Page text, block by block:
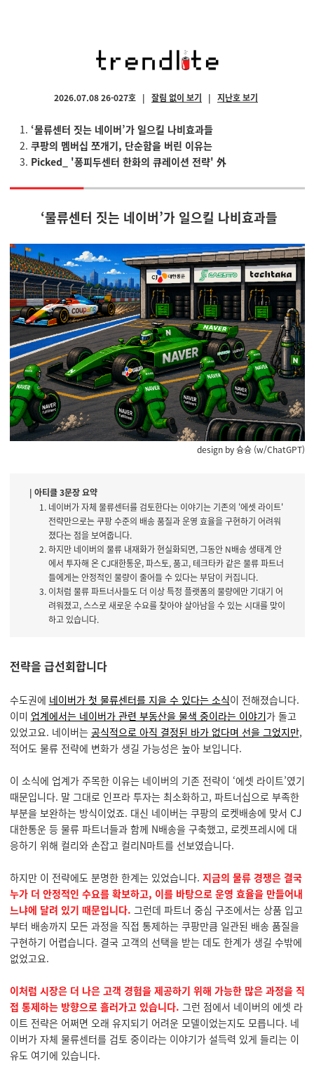
2026.07.08 26-027호 | 잘림 없이 보기 | 지난호 보기
‘물류센터 짓는 네이버’가 일으킬 나비효과들
쿠팡의 멤버십 쪼개기, 단순함을 버린 이유는
Picked_
'퐁피두센터 한화의 큐레이션 전략' 外
‘물류센터 짓는 네이버’가 일으킬 나비효과들
design by 슝슝 (w/ChatGPT)
| 아티클 3문장 요약
네이버가 자체 물류센터를 검토한다는 이야기는 기존의 '에셋 라이트'
전략만으로는 쿠팡 수준의 배송 품질과 운영 효율을 구현하기 어려워
졌다는 점을 보여줍니다.
하지만 네이버의 물류 내재화가 현실화되면, 그동안 N배송 생태계 안
에서 투자해 온 CJ대한통운, 파스토, 품고, 테크타카 같은 물류 파트너
들에게는 안정적인 물량이 줄어들 수 있다는 부담이 커집니다.
이처럼 물류 파트너사들도 더 이상 특정 플랫폼의 물량에만 기대기 어
려워졌고, 스스로 새로운 수요를 찾아야 살아남을 수 있는 시대를 맞이
하고 있습니다.
전략을 급선회합니다
수도권에 네이버가 첫 물류센터를 지을 수 있다는 소식이 전해졌습니다.
이미 업계에서는 네이버가 관련 부동산을 물색 중이라는 이야기가 돌고
있었고요. 네이버는 공식적으로 아직 결정된 바가 없다며 선을 그었지만,
적어도 물류 전략에 변화가 생길 가능성은 높아 보입니다.
이 소식에 업계가 주목한 이유는 네이버의 기존 전략이 ‘에셋 라이트’였기
때문입니다. 말 그대로 인프라 투자는 최소화하고, 파트너십으로 부족한
부분을 보완하는 방식이었죠. 대신 네이버는 쿠팡의 로켓배송에 맞서 CJ
대한통운 등 물류 파트너들과 함께 N배송을 구축했고, 로켓프레시에 대
응하기 위해 컬리와 손잡고 컬리N마트를 선보였습니다.
하지만 이 전략에도 분명한 한계는 있었습니다. 지금의 물류 경쟁은 결국
누가 더 안정적인 수요를 확보하고, 이를 바탕으로 운영 효율을 만들어내
느냐에 달려 있기 때문입니다. 그런데 파트너 중심 구조에서는 상품 입고
부터 배송까지 모든 과정을 직접 통제하는 쿠팡만큼 일관된 배송 품질을
구현하기 어렵습니다. 결국 고객의 선택을 받는 데도 한계가 생길 수밖에
없었고요.
이처럼 시장은 더 나은 고객 경험을 제공하기 위해 가능한 많은 과정을 직
접 통제하는 방향으로 흘러가고 있습니다. 그런 점에서 네이버의 에셋 라
이트 전략은 어쩌면 오래 유지되기 어려운 모델이었는지도 모릅니다. 네
이버가 자체 물류센터를 검토 중이라는 이야기가 설득력 있게 들리는 이
유도 여기에 있습니다.